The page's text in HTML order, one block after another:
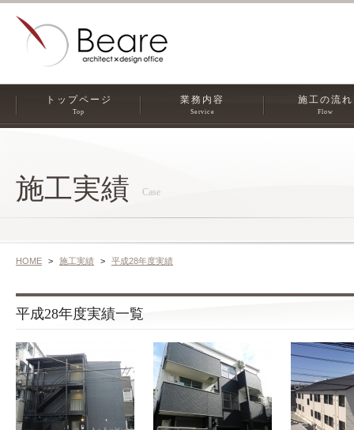
トップページ
Top
業務内容
Service
施工の流れ
Flow
施工実績 Case
HOME 施工実績 平成28年度実績
平成28年度実績一覧